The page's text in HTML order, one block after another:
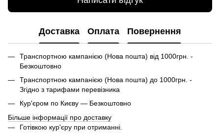
Доставка Оплата Повернення
Транспортною кампанією (Нова пошта) від 1000грн. -
Безкоштовно
Транспортною кампанією (Нова пошта) до 1000грн. -
Згідно з тарифами перевізника
Кур'єром по Києву — Безкоштовно
Більше інформації про доставку
Готівкою кур'єру при отриманні.